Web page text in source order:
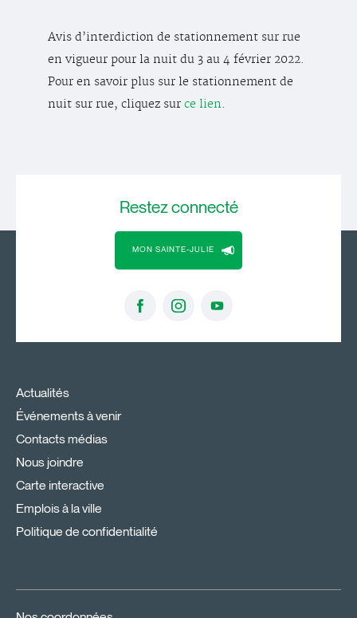
Avis d’interdiction de stationnement sur rue
en vigueur pour la nuit du 3 au 4 février 2022.
Pour en savoir plus sur le stationnement de
nuit sur rue, cliquez sur ce lien.
Restezconnecté
MON SAINTE-JULIE
Actualités
Événements à venir
Contacts médias
Nous joindre
Carte interactive
Emplois à la ville
Politique de confidentialité